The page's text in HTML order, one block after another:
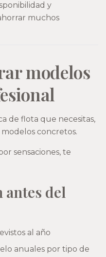
y
muchos
modelos
de flota que necesitas,
concretos.
sensaciones, te
antes del
al año
anuales por tipo de